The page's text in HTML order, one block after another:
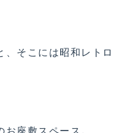
、そこには昭和レトロ